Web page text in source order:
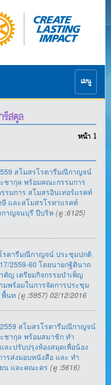
เมนู
รีสตูล
หน้า 1
สโมสรโรตารีมณีกาญจน์
ชากุล พร้อมคณะกรรมการ
มการ สโมสรอินเทอร์แรคท์
ษี และสโมสรโรทาแรคท์
กาญจนบุรี ปีบริห (ดู :6125)
รตารีมณีกาญจน์ ประชุมปกติ
2559-60 โดยนายกฐิตินาถ
คัญ เตรียมกิจกรรมบำเพ็ญ
มพร้อมในการจัดการประชุม
พื้นท (ดู :5957) 02/12/2016
สโมสรโรตารีมณีกาญจน์
ชากุล พร้อมสมาชิก ทำ
ละปรับปรุงห้องสมุดเพื่อน้อง
รส่งมอบหนังสือ และ ทำ
น และคณะคร (ดู :5616)